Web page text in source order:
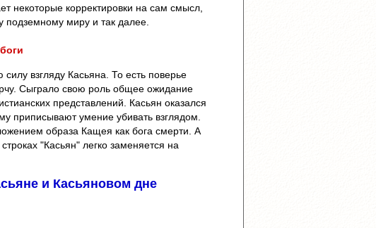
некоторые корректировки на сам смысл,
подземному миру и так далее.
взгляду Касьяна. То есть поверье
Cыграло свою роль общее ожидание
представлений. Касьян оказался
приписывают умение убивать взглядом.
образа Кащея как бога смерти. А
"Касьян" легко заменяется на
и Касьяновом дне